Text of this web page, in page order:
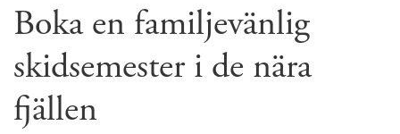
Boka en familjevänlig
skidsemester i de nära
fjällen